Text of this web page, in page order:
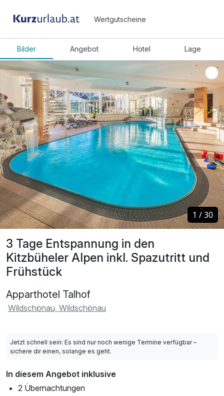
Wertgutscheine
Bilder Angebot Hotel Lage
3 Tage Entspannung in den
Kitzbüheler Alpen inkl. Spazutritt und
Frühstück
Apparthotel Talhof
Wildschönau, Wildschönau
1 /30
1 /30
Jetzt schnell sein: Es sind nur noch wenige Termine verfügbar –
sichere dir einen, solange es geht.
In diesem Angebot inklusive
2 Übernachtungen